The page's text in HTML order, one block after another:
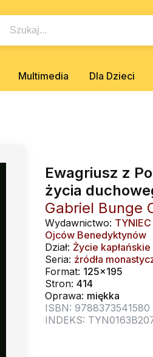
Multimedia Dla Dzieci
Ewagriusz z
życia
Gabriel Bunge
Wydawnictwo:
Ojców Benedyktynów
Dział: Życie
Seria: źródła
Format: 125x195
Stron: 414
Oprawa: miękka
ISBN: 9788373541580
INDEKS: